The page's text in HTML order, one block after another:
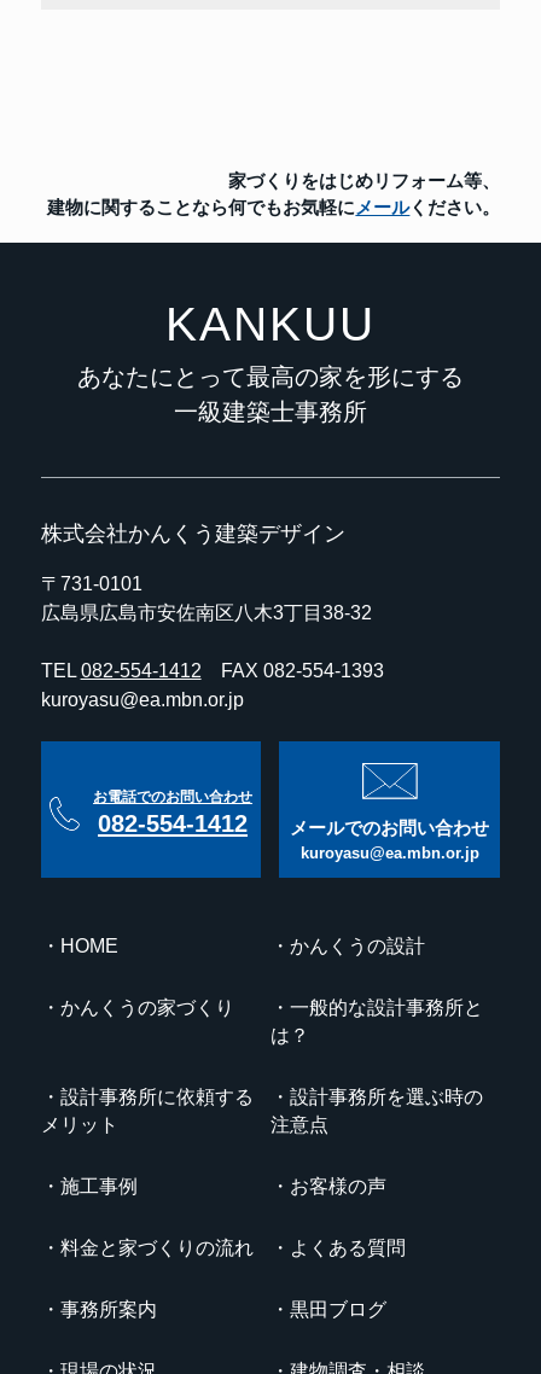
家づくりをはじめリフォーム等、
建物に関することなら何でもお気軽に メールください。
KANKUU
あなたにとって最高の家を形にする
一級建築士事務所
株式会社かんくう建築デザイン
〒731-0101
広島県広島市安佐南区八木3丁目38-32
TEL 082-554-1412 FAX 082-554-1393
kuroyasu@ea.mbn.or.jp
お電話でのお問い合わせ
082-554-1412 メールでのお問い合わせ
kuroyasu@ea.mbn.or.jp
HOME かんくうの設計
かんくうの家づくり
一般的な設計事務所と
は？
設計事務所に依頼する
メリット
設計事務所を選ぶ時の
注意点
施工事例 お客様の声
料金と家づくりの流れ よくある質問
事務所案内 黒田ブログ